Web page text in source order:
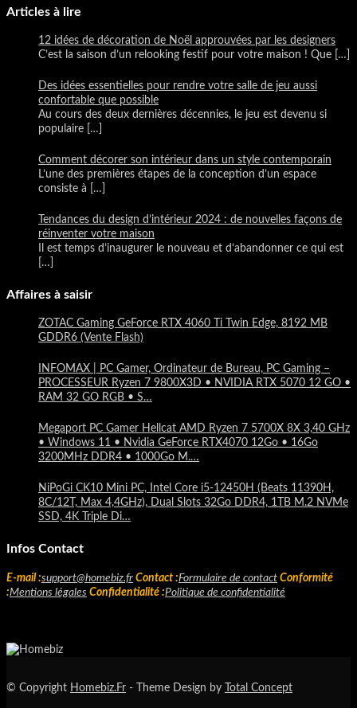
Articles à lire
12 idées de décoration de Noël approuvées par les designers
C’est la saison d’un relooking festif pour votre maison ! Que
[…]
Des idées essentielles pour rendre votre salle de jeu aussi
confortable que possible
Au cours des deux dernières décennies, le jeu est devenu si
populaire
[…]
Comment décorer son intérieur dans un style contemporain
L’une des premières étapes de la conception d’un espace
consiste à
[…]
Tendances du design d’intérieur 2024 : de nouvelles façons de
réinventer votre maison
Il est temps d’inaugurer le nouveau et d’abandonner ce qui est
[…]
Affaires à saisir
ZOTAC Gaming GeForce RTX 4060 Ti Twin Edge, 8192 MB
GDDR6 (Vente Flash)
INFOMAX | PC Gamer, Ordinateur de Bureau, PC Gaming –
PROCESSEUR Ryzen 7 9800X3D • NVIDIA RTX 5070 12 GO •
RAM 32 GO RGB • S…
Megaport PC Gamer Hellcat AMD Ryzen 7 5700X 8X 3,40 GHz
• Windows 11 • Nvidia GeForce RTX4070 12Go • 16Go
3200MHz DDR4 • 1000Go M.…
NiPoGi CK10 Mini PC, Intel Core i5-12450H (Beats 11390H,
8C/12T, Max 4,4GHz), Dual Slots 32Go DDR4, 1TB M.2 NVMe
SSD, 4K Triple Di…
Infos Contact
E-mail :support@homebiz.fr Contact :Formulaire de contact Conformité
:Mentions légales Confidentialité :Politique de confidentialité
© Copyright Homebiz.Fr - Theme Design by Total Concept